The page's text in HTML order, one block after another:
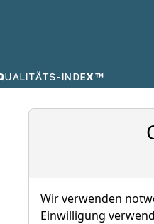
Wir verwenden
Einwilligung